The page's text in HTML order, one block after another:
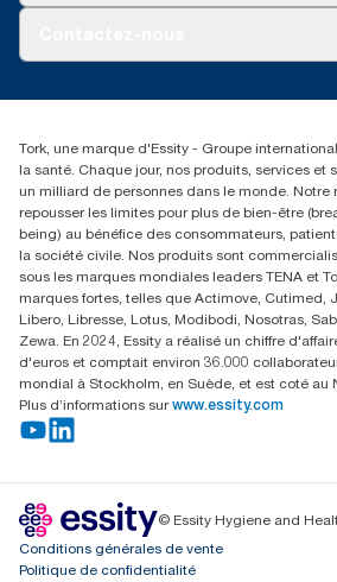
Réclamation pour distributeurs
02 766 05 30
Essity Belgium NV
Berkenlaan 8B
1831 MACHELEN
Tork, une marque d'Essity - Groupe
la santé. Chaque jour, nos produits, services et
un milliard de personnes dans le monde. Notre
repousser les limites pour plus de bien-être
being) au bénéfice des consommateurs,
la société civile. Nos produits sont
sous les marques mondiales leaders TENA et
marques fortes, telles que Actimove, Cutimed,
Libero, Libresse, Lotus, Modibodi, Nosotras,
Zewa. En 2024, Essity a réalisé un chiffre
d'euros et comptait environ 36.000
mondial à Stockholm, en Suède, et est coté au
Plus d’informations sur www.essity.com
© Essity Hygiene and
Conditions générales de vente
Politique de confidentialité